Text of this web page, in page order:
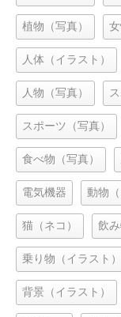
植物（写真）
人体（イラスト）
人物（写真）
スポーツ（写真）
食べ物（写真）
電気機器 動物（
猫（ネコ） 飲み
乗り物（イラスト）
背景（イラスト）